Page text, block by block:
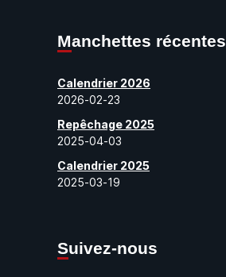
Manchettes récentes
Calendrier 2026
2026-02-23
Repêchage 2025
2025-04-03
Calendrier 2025
2025-03-19
Suivez-nous